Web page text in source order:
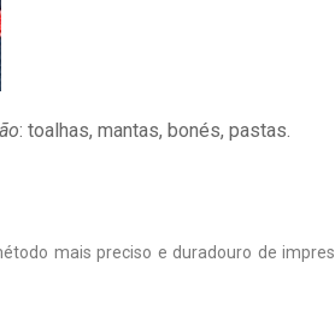
: toalhas, mantas, bonés, pastas.
mais preciso e duradouro de